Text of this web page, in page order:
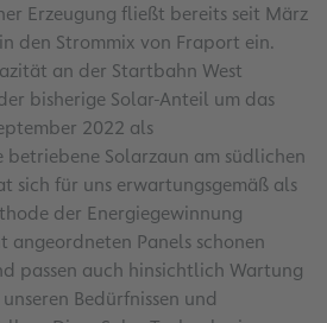
Erzeugung fließt bereits seit März
den Strommix von Fraport ein.
an der Startbahn West
bisherige Solar-Anteil um das
2022 als
betriebene Solarzaun am südlichen
sich für uns erwartungsgemäß als
der Energiegewinnung
angeordneten Panels schonen
passen auch hinsichtlich Wartung
Bedürfnissen und